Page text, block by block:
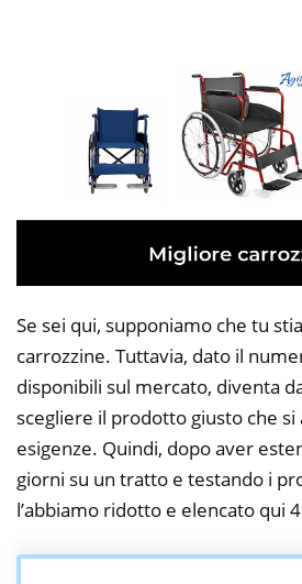
Se sei qui, supponiamo che tu
carrozzine. Tuttavia, dato il
disponibili sul mercato, diventa
scegliere il prodotto giusto che si
esigenze. Quindi, dopo aver
giorni su un tratto e testando i
l’abbiamo ridotto e elencato qui